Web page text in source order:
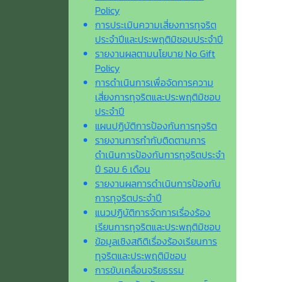
Policy
การประเมินความเสี่ยงการทุจริต
ประจำปีและประพฤติมิชอบประจำปี
รายงานผลตามนโยบาย No Gift
Policy
การดำเนินการเพื่อจัดการความ
เสี่ยงการทุจริตและประพฤติมิชอบ
ประจำปี
แผนปฏิบัติการป้องกันการทุจริต
รายงานการกำกับติดตามการ
ดำเนินการป้องกันการทุจริตประจำ
ปี รอบ 6 เดือน
รายงานผลการดำเนินการป้องกัน
การทุจริตประจำปี
แนวปฏิบัติการจัดการเรื่องร้อง
เรียนการทุจริตและประพฤติมิชอบ
ข้อมูลเชิงสถิติเรื่องร้องเรียนการ
ทุจริตและประพฤติมิชอบ
การขับเคลื่อนจริยธรรม